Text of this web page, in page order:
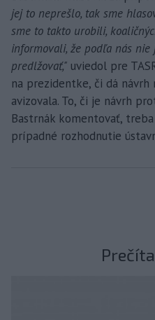
jej to neprešlo, tak sme
sme to takto urobili,
informovali, že podľa nás
predlžovať," uviedol pre
na prezidentke, či dá návrh
avizovala. To, či je návrh
Bastrnák komentovať,
prípadné rozhodnutie